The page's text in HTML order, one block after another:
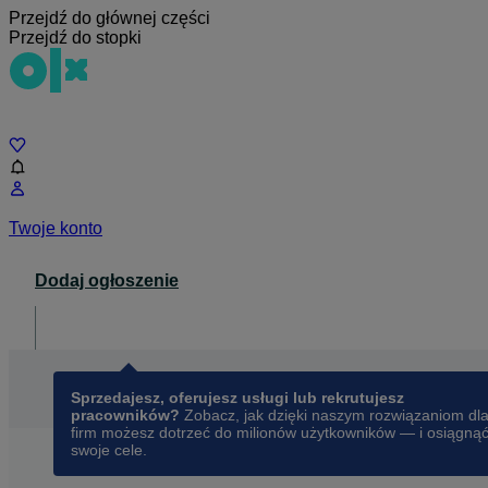
Przejdź do głównej części
Przejdź do stopki
Twoje konto
Dodaj ogłoszenie
Sprzedajesz, oferujesz usługi lub rekrutujesz
pracowników? Zobacz, jak dzięki naszym rozwiązaniom dla
firm możesz dotrzeć do milionów użytkowników — i osiągnąć
swoje cele.